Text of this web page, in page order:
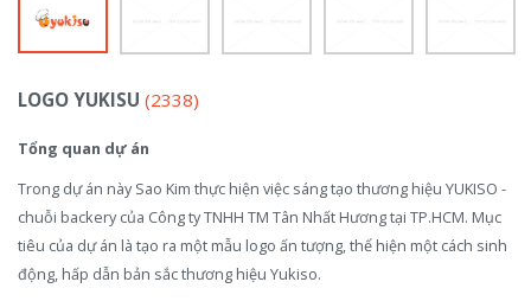
LOGO YUKISU (2338)
Tổng quan dự án
Trong dự án này Sao Kim thực hiện việc sáng tạo thương hiệu YUKISO -
chuỗi backery của Công ty TNHH TM Tân Nhất Hương tại TP.HCM. Mục
tiêu của dự án là tạo ra một mẫu logo ấn tượng, thể hiện một cách sinh
động, hấp dẫn bản sắc thương hiệu Yukiso.